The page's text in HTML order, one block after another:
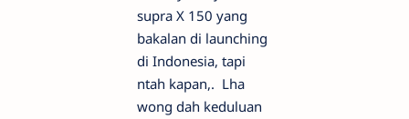
supra X 150 yang
bakalan di launching
di Indonesia, tapi
ntah kapan,. Lha
wong dah keduluan